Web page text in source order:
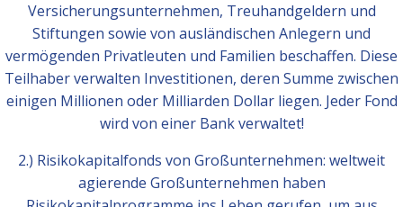
Versicherungsunternehmen, Treuhandgeldern und
Stiftungen sowie von ausländischen Anlegern und
vermögenden Privatleuten und Familien beschaffen. Diese
Teilhaber verwalten Investitionen, deren Summe zwischen
einigen Millionen oder Milliarden Dollar liegen. Jeder Fond
wird von einer Bank verwaltet!
2.) Risikokapitalfonds von Großunternehmen: weltweit
agierende Großunternehmen haben